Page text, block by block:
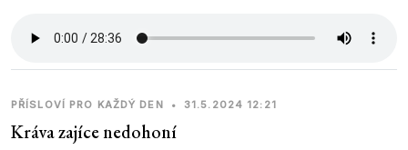
PŘÍSLOVÍ PRO KAŽDÝ DEN • 31.5.2024 12:21
Kráva zajíce nedohoní